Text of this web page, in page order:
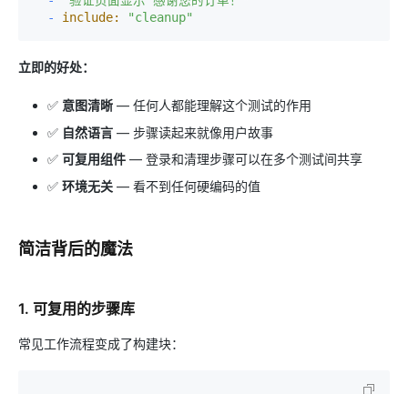
-
include: "cleanup"
立即的好处：
✅ 意图清晰 — 任何人都能理解这个测试的作用
✅ 自然语言 — 步骤读起来就像用户故事
✅ 可复用组件 — 登录和清理步骤可以在多个测试间共享
✅ 环境无关 — 看不到任何硬编码的值
简洁背后的魔法
1. 可复用的步骤库
常见工作流程变成了构建块：